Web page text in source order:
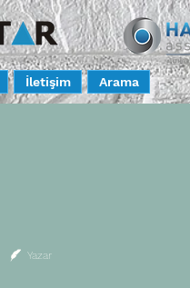
İletişim Arama
Yazar